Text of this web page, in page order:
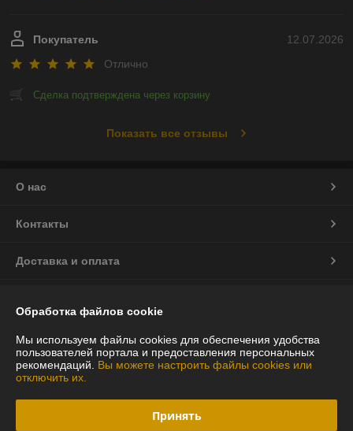
12.07.2026
Покупатель
Отлично
Сделка подтверждена через корзину
Показать все отзывы
О нас
Контакты
Доставка и оплата
Полная версия сайта
Политика обработки cookies
Обработка файлов cookie
Мы используем файлы cookies для обеспечения удобства
пользователей портала и предоставления персональных
рекомендаций. Вы можете настроить файлы cookies или
отключить их.
Принять